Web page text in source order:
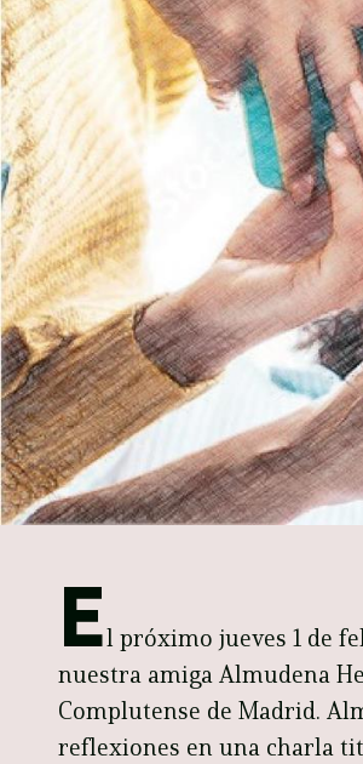
El próximo jueves 1 de
nuestra amiga Almudena
Complutense de Madrid.
reflexiones en una charla